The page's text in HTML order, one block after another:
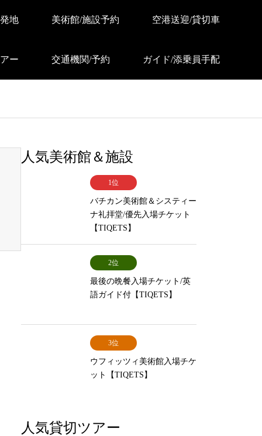
地 美術館/施設予約 空港送迎/貸切車
ー 交通機関/予約 ガイド/添乗員手配
人気美術館＆施設
1位
バチカン美術館＆システィー
ナ礼拝堂/優先入場チケット
【TIQETS】
2位
最後の晩餐入場チケット/英
語ガイド付【TIQETS】
3位
ウフィッツィ美術館入場チケ
ット【TIQETS】
人気貸切ツアー